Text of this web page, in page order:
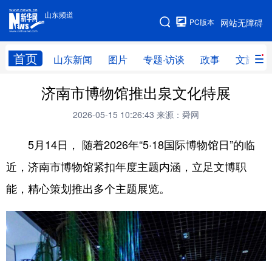
山东频道
网站无障碍
PC版本
首页 山东新闻 图片 专题·访谈 政事 文旅
手机版
网站地图
学习进行时 高层 时政 人事
财经 网评
台湾 思客智库 全球连线 教育
科技 科普 体育 文化
健康 军事 访谈
图片 中央文件 金融 汽车
食品 人居 信息化 乡村振兴
济南市博物馆推出泉文化特展
2026-05-15 10:26:43 来源：舜网
5月14日， 随着2026年“5·18国际博物馆日”的临
近，济南市博物馆紧扣年度主题内涵，立足文博职
能，精心策划推出多个主题展览。